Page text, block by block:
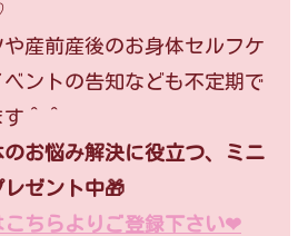
産前産後のお身体セルフケ
ントの告知なども不定期で
＾＾
お悩み解決に役立つ、ミニ
ゼント中🎁
こちらよりご登録下さい❤︎